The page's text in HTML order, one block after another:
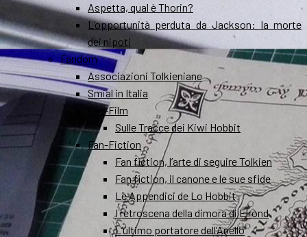
Aspetta, qual è Thorin?
L’opportunità perduta da Jackson: la morte
dei nipoti
Fandom
Associazioni Tolkieniane
Smial in Italia
Fan-Film
Sulle Tracce dei Kiwi Hobbit
Fan-Fiction
Fan fiction, l’arte di seguire Tolkien
Fan fiction, il canone e le sue sfide
Le Appendici de Lo Hobbit
I retroscena della dimora di Elrond
L’ultimo portatore dell’Anello